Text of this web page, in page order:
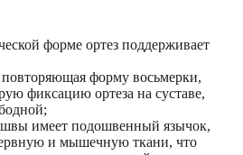
форме ортез поддерживает
форму восьмерки,
фиксацию ортеза на суставе,
имеет подошвенный язычок,
и мышечную ткани, что